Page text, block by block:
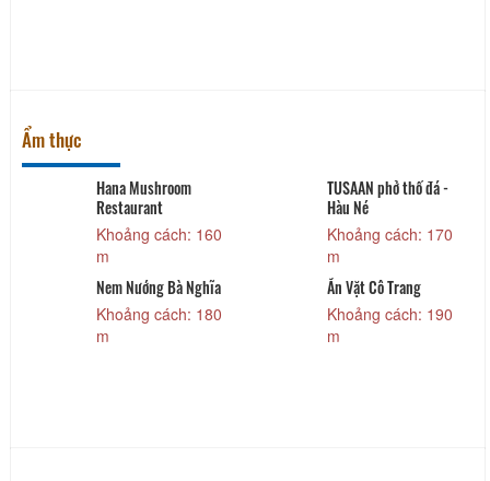
Ẩm thực
Hana Mushroom
Restaurant
Khoảng cách: 160
m
TUSAAN phở thố đá -
Hàu Né
Khoảng cách: 170
m
Nem Nướng Bà Nghĩa
Khoảng cách: 180
m
Ăn Vặt Cô Trang
Khoảng cách: 190
m